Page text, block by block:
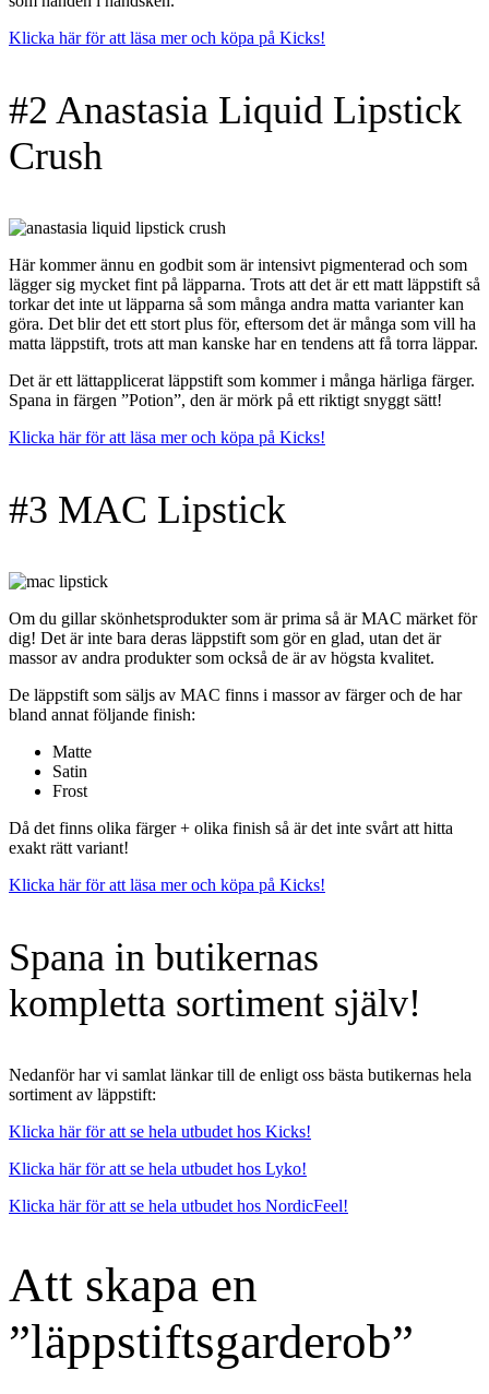
Klicka här för att läsa mer och köpa på Kicks!
#2 Anastasia Liquid Lipstick
Crush
Här kommer ännu en godbit som är intensivt pigmenterad och som
lägger sig mycket fint på läpparna. Trots att det är ett matt läppstift så
torkar det inte ut läpparna så som många andra matta varianter kan
göra. Det blir det ett stort plus för, eftersom det är många som vill ha
matta läppstift, trots att man kanske har en tendens att få torra läppar.
Det är ett lättapplicerat läppstift som kommer i många härliga färger.
Spana in färgen ”Potion”, den är mörk på ett riktigt snyggt sätt!
Klicka här för att läsa mer och köpa på Kicks!
#3 MAC Lipstick
Om du gillar skönhetsprodukter som är prima så är MAC märket för
dig! Det är inte bara deras läppstift som gör en glad, utan det är
massor av andra produkter som också de är av högsta kvalitet.
De läppstift som säljs av MAC finns i massor av färger och de har
bland annat följande finish:
Matte
Satin
Frost
Då det finns olika färger + olika finish så är det inte svårt att hitta
exakt rätt variant!
Klicka här för att läsa mer och köpa på Kicks!
Spana in butikernas
kompletta sortiment själv!
Nedanför har vi samlat länkar till de enligt oss bästa butikernas hela
sortiment av läppstift:
Klicka här för att se hela utbudet hos Kicks!
Klicka här för att se hela utbudet hos Lyko!
Klicka här för att se hela utbudet hos NordicFeel!
Att skapa en
”läppstiftsgarderob”